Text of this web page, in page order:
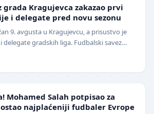
grada Kragujevca zakazao prvi
i delegate pred novu sezonu
9. avgusta u Kragujevcu, a prisustvo je
delegate gradskih liga. Fudbalski savez
Mohamed Salah potpisao za
najplaćeniji fudbaler Evrope